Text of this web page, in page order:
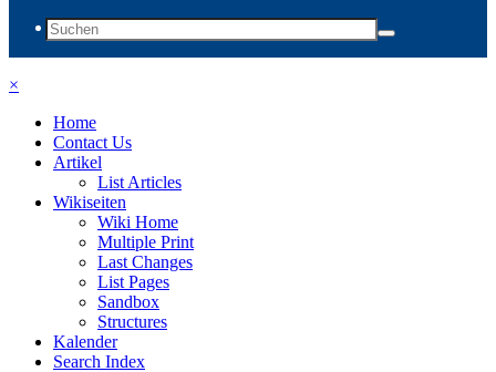
×
Home
Contact Us
Artikel
List Articles
Wikiseiten
Wiki Home
Multiple Print
Last Changes
List Pages
Sandbox
Structures
Kalender
Search Index